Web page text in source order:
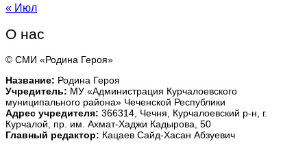
« Июл
О нас
© СМИ «Родина Героя»
Название: Родина Героя
Учредитель: МУ «Администрация Курчалоевского
муниципального района» Чеченской Республики
Адрес учредителя: 366314, Чечня, Курчалоевский р-н, г.
Курчалой, пр. им. Ахмат-Хаджи Кадырова, 50
Главный редактор: Кацаев Сайд-Хасан Абзуевич